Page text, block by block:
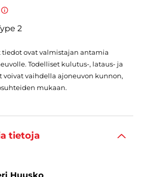
2
ovat valmistajan antamia
Todelliset kulutus-, lataus- ja
vaihdella ajoneuvon kunnon,
mukaan.
tietoja